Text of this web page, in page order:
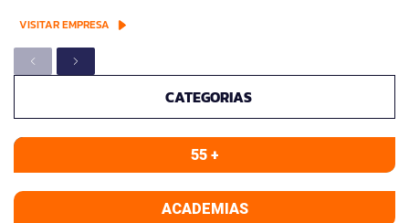
VISITAR EMPRESA
CATEGORIAS
55 +
ACADEMIAS